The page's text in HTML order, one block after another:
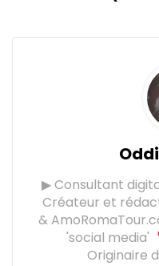
▶ Consultant
Créateur et
&
'social media'
Originaire